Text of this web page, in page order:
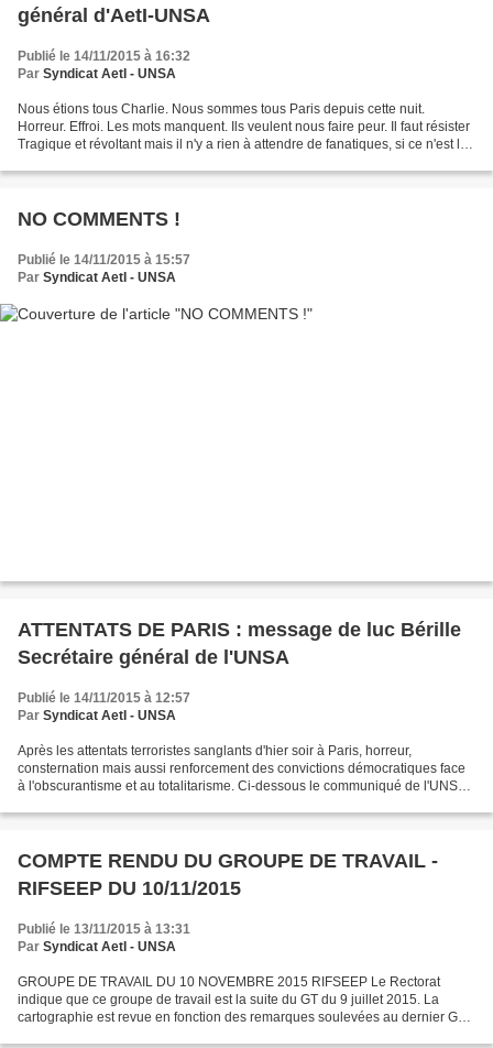
général d'AetI-UNSA
Publié le 14/11/2015 à 16:32
Par Syndicat AetI - UNSA
Nous étions tous Charlie. Nous sommes tous Paris depuis cette nuit.
Horreur. Effroi. Les mots manquent. Ils veulent nous faire peur. Il faut résister
Tragique et révoltant mais il n'y a rien à attendre de fanatiques, si ce n'est le
NO COMMENTS !
Publié le 14/11/2015 à 15:57
Par Syndicat AetI - UNSA
ATTENTATS DE PARIS : message de luc Bérille
Secrétaire général de l'UNSA
Publié le 14/11/2015 à 12:57
Par Syndicat AetI - UNSA
Après les attentats terroristes sanglants d'hier soir à Paris, horreur,
consternation mais aussi renforcement des convictions démocratiques face
à l'obscurantisme et au totalitarisme. Ci-dessous le communiqué de l'UNSA
COMPTE RENDU DU GROUPE DE TRAVAIL -
RIFSEEP DU 10/11/2015
Publié le 13/11/2015 à 13:31
Par Syndicat AetI - UNSA
GROUPE DE TRAVAIL DU 10 NOVEMBRE 2015 RIFSEEP Le Rectorat
indique que ce groupe de travail est la suite du GT du 9 juillet 2015. La
cartographie est revue en fonction des remarques soulevées au dernier GT.